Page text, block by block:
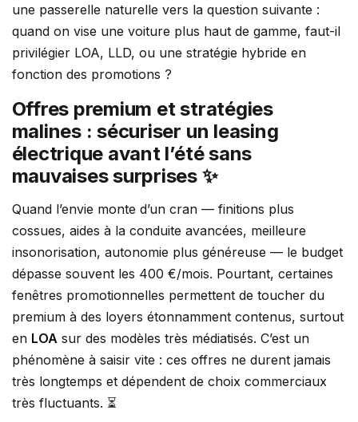
une passerelle naturelle vers la question suivante :
quand on vise une voiture plus haut de gamme, faut-il
privilégier LOA, LLD, ou une stratégie hybride en
fonction des promotions ?
Offres premium et stratégies
malines : sécuriser un leasing
électrique avant l’été sans
mauvaises surprises ✨
Quand l’envie monte d’un cran — finitions plus
cossues, aides à la conduite avancées, meilleure
insonorisation, autonomie plus généreuse — le budget
dépasse souvent les 400 €/mois. Pourtant, certaines
fenêtres promotionnelles permettent de toucher du
premium à des loyers étonnamment contenus, surtout
en LOA sur des modèles très médiatisés. C’est un
phénomène à saisir vite : ces offres ne durent jamais
très longtemps et dépendent de choix commerciaux
très fluctuants. ⏳